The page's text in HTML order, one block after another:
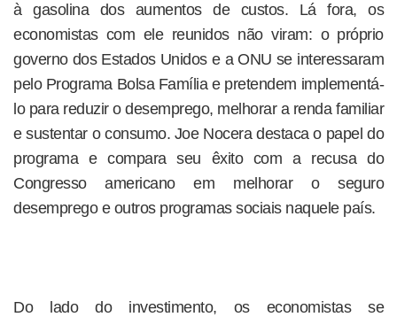
à gasolina dos aumentos de custos. Lá fora, os
economistas com ele reunidos não viram: o próprio
governo dos Estados Unidos e a ONU se interessaram
pelo Programa Bolsa Família e pretendem implementá-
lo para reduzir o desemprego, melhorar a renda familiar
e sustentar o consumo. Joe Nocera destaca o papel do
programa e compara seu êxito com a recusa do
Congresso americano em melhorar o seguro
desemprego e outros programas sociais naquele país.
Do lado do investimento, os economistas se